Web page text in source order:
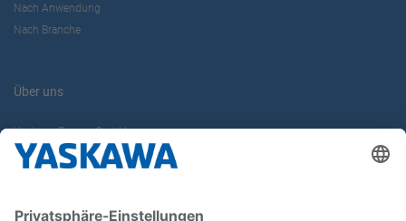
Nach Anwendung
Nach Branche
Über uns
Yaskawa Europe GmbH
Karriere
Newsletter